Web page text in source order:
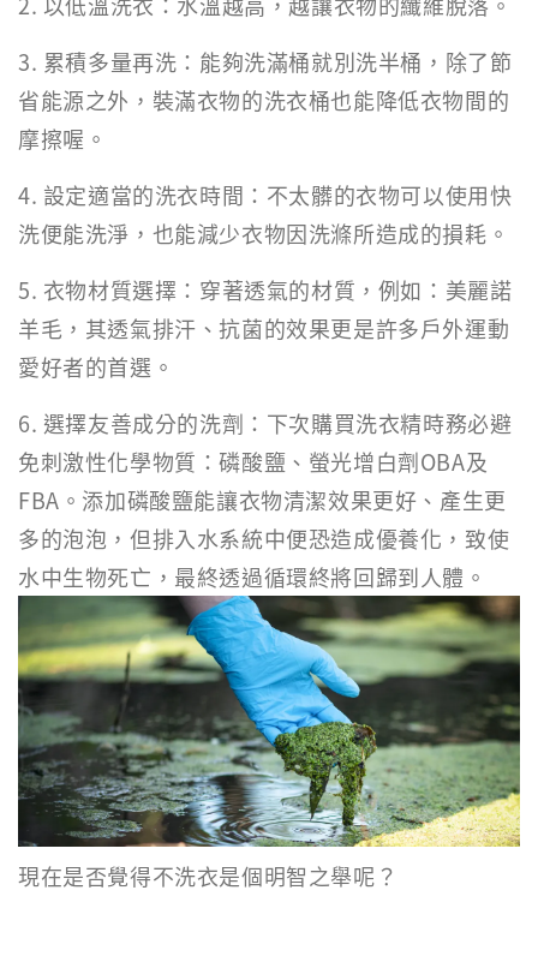
3. 累積多量再洗：能夠洗滿桶就別洗半桶，除了節
省能源之外，裝滿衣物的洗衣桶也能降低衣物間的
摩擦喔。
4. 設定適當的洗衣時間：不太髒的衣物可以使用快
洗便能洗淨，也能減少衣物因洗滌所造成的損耗。
5. 衣物材質選擇：穿著透氣的材質，例如：美麗諾
羊毛，其透氣排汗、抗菌的效果更是許多戶外運動
愛好者的首選。
6. 選擇友善成分的洗劑：下次購買洗衣精時務必避
免刺激性化學物質：磷酸鹽、螢光增白劑OBA及
FBA。添加磷酸鹽能讓衣物清潔效果更好、產生更
多的泡泡，但排入水系統中便恐造成優養化，致使
水中生物死亡，最終透過循環終將回歸到人體。
現在是否覺得不洗衣是個明智之舉呢？